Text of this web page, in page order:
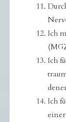
Ich
Ich
Ich